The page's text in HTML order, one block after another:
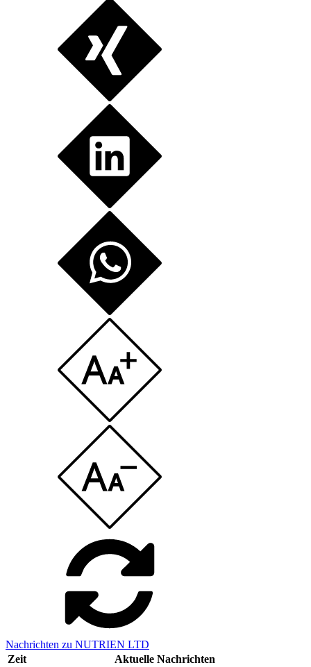
Nachrichten zu NUTRIEN LTD
Zeit
Aktuelle Nachrichten